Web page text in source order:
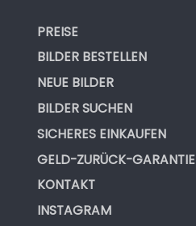
PREISE
BILDER BESTELLEN
NEUE BILDER
BILDER SUCHEN
SICHERES EINKAUFEN
GELD-ZURÜCK-GARANTIE
KONTAKT
INSTAGRAM